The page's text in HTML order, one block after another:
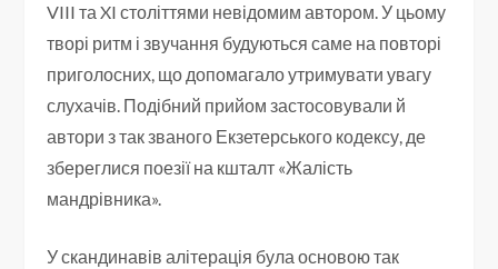
VIII та XI століттями невідомим автором. У цьому
творі ритм і звучання будуються саме на повторі
приголосних, що допомагало утримувати увагу
слухачів. Подібний прийом застосовували й
автори з так званого Екзетерського кодексу, де
збереглися поезії на кшталт «Жалість
мандрівника».
У скандинавів алітерація була основою так